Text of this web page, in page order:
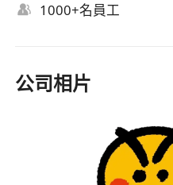
1000+名員工
公司相片